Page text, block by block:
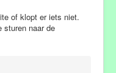
of klopt er iets niet.
sturen naar de